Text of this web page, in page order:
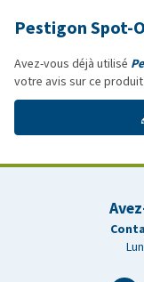
Pestigon Spot-
Avez-vous déjà utilisé
votre avis sur ce produit